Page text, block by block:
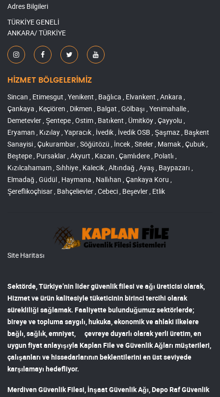
Adres Bilgileri
TÜRKİYE GENELİ
ANKARA/ TÜRKİYE
HİZMET BÖLGELERİMİZ
Sincan , Etimesgut , Yenikent , Bağlıca , Elvankent , Ankara ,
Çankaya , Keçiören , Dikmen , Balgat , Gölbaşı , Yenimahalle ,
Demetevler , Şentepe , Ostim , Batıkent , Ümitköy , Çayyolu ,
Eryaman , Kızılay , Yapracık , İvedik , İvedik OSB , Şaşmaz , Başkent
Sanayisi , Çukurambar , Söğütözü , İncek , Siteler , Mamak , Çubuk ,
Beştepe , Pursaklar , Akyurt , Kazan , Çamlıdere , Polatlı ,
Kızılcahamam , Sıhhiye , Kalecik , Altındağ , Ayaş , Baypazarı ,
Elmadağ , Güdül , Haymana , Nallıhan , Çankaya Koru ,
Şereflikoçhisar , Bahçelievler , Cebeci , Beşevler , Etlik
Site Haritası
Sektörde, Türkiye’nin lidergüvenlik filesi ve ağı üreticisi olarak,
Hizmet ve ürün kalitesiyle tüketicinin birinci tercihi olarak
sürekliliği sağlamak. Faaliyette bulunduğumuz sektörlerde;
bireye ve topluma saygılı, hukuka, ekonomik ve ahlaki ilkelere
bağlı, sağlık, emniyet, çevreye duyarlı olarak yerli üretim, en
uygun fiyat anlayışıyla Kaplan File ve Güvenlik Ağları müşterileri,
çalışanları ve hissedarlarının beklentilerini en üst seviyede
karşılamayı hedefliyor.
Merdiven Güvenlik Filesi İnşaat Güvenlik Ağı Depo Raf Güvenlik